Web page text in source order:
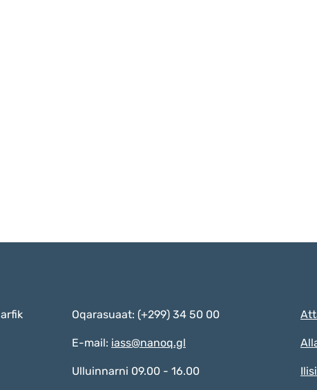
Oqarasuaat: (+299) 34 50 00
E-mail: iass@nanoq.gl
Ulluinnarni 09.00 - 16.00